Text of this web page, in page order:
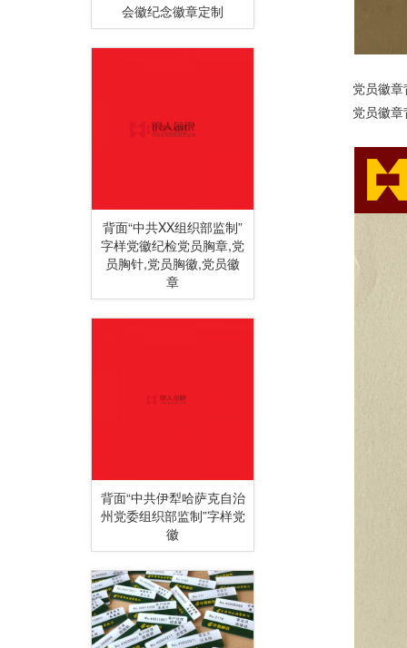
会徽纪念徽章定制
背面“中共XX组织部监制”
字样党徽纪检党员胸章,党
员胸针,党员胸徽,党员徽
章
背面“中共伊犁哈萨克自治
州党委组织部监制”字样党
徽
党员徽章背面：标
党员徽章背面：